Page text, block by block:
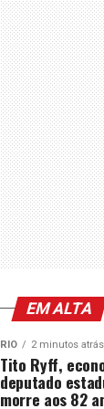
EM ALTA
RIO 2 minutos atrás
Tito Ryff,
deputado
morre aos 82